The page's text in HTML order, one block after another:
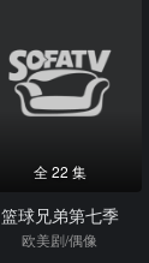
全 22 集
篮球兄弟第七季
欧美剧/偶像